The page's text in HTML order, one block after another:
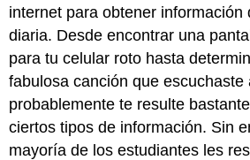
internet para obtener información
diaria. Desde encontrar una
para tu celular roto hasta
fabulosa canción que escuchaste
probablemente te resulte
ciertos tipos de información. Sin
mayoría de los estudiantes les